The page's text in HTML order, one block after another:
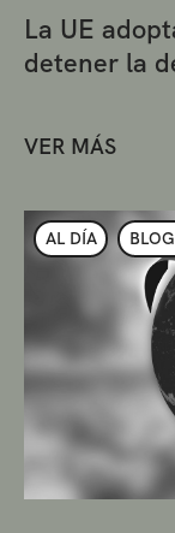
La UE
detener la
VER MÁS
AL DÍA